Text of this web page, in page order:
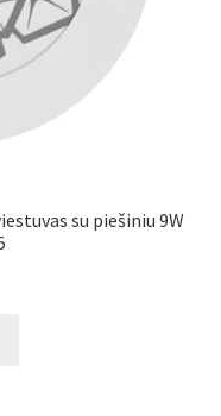
su piešiniu 9W